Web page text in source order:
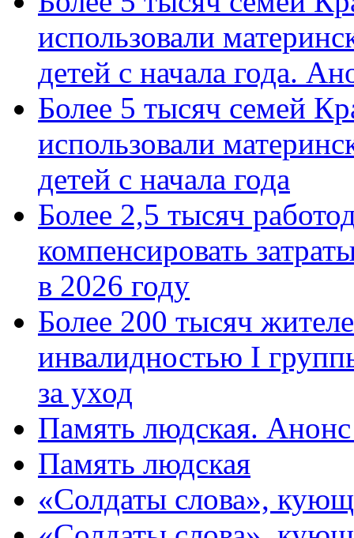
использовали
детей с начала года.
Более 5 тысяч семей
использовали
детей с начала года
Более 2,5 тысяч
компенсировать
в 2026 году
Более 200 тысяч
инвалидностью I
за уход
Память людская.
Память людская
«Солдаты слова»,